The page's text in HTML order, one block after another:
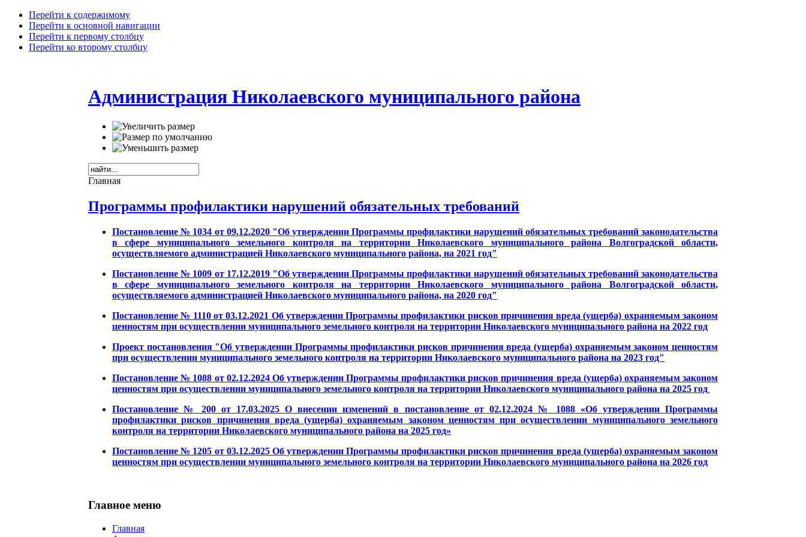
Перейти к содержимому
Перейти к основной навигации
Перейти к первому столбцу
Перейти ко второму столбцу
Администрация Николаевского муниципального района
Главная
Программы профилактики нарушений обязательных требований
Постановление № 1034 от 09.12.2020 "Об утверждении Программы профилактики нарушений обязательных требований законодательства
в сфере муниципального земельного контроля на территории Николаевского муниципального района Волгоградской области,
осуществляемого администрацией Николаевского муниципального района, на 2021 год"
Постановление № 1009 от 17.12.2019 "Об утверждении Программы профилактики нарушений обязательных требований законодательства
в сфере муниципального земельного контроля на территории Николаевского муниципального района Волгоградской области,
осуществляемого администрацией Николаевского муниципального района, на 2020 год"
Постановление № 1110 от 03.12.2021 Об утверждении Программы профилактики рисков причинения вреда (ущерба) охраняемым законом
ценностям при осуществлении муниципального земельного контроля на территории Николаевского муниципального района на 2022 год
Проект постановления "Об утверждении Программы профилактики рисков причинения вреда (ущерба) охраняемым законом ценностям
при осуществлении муниципального земельного контроля на территории Николаевского муниципального района на 2023 год"
Постановление № 1088 от 02.12.2024 Об утверждении Программы профилактики рисков причинения вреда (ущерба) охраняемым законом
ценностям при осуществлении муниципального земельного контроля на территории Николаевского муниципального района на 2025 год
Постановление № 200 от 17.03.2025 О внесении изменений в постановление от 02.12.2024 № 1088 «Об утверждении Программы
профилактики рисков причинения вреда (ущерба) охраняемым законом ценностям при осуществлении муниципального земельного
контроля на территории Николаевского муниципального района на 2025 год»
Постановление № 1205 от 03.12.2025 Об утверждении Программы профилактики рисков причинения вреда (ущерба) охраняемым законом
ценностям при осуществлении муниципального земельного контроля на территории Николаевского муниципального района на 2026 год
Главное меню
Главная